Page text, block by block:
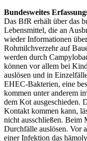
Bundesweites
Das BfR erhält über das
Lebensmittel, die an
wieder Informationen
Rohmilchverzehr auf
werden durch
können vor allem bei
auslösen und in
EHEC-Bakterien, eine
kommen unter anderem
dem Kot ausgeschieden.
Kontakt kommen kann,
nicht ausschließen. Beim
Durchfälle auslösen. Vor
einer Infektion das